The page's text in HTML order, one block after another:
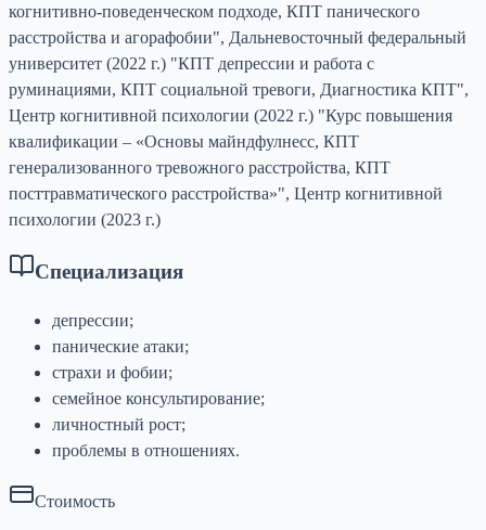
когнитивно-поведенческом подходе, КПТ панического
расстройства и агорафобии", Дальневосточный федеральный
университет (2022 г.) "КПТ депрессии и работа с
руминациями, КПТ социальной тревоги, Диагностика КПТ",
Центр когнитивной психологии (2022 г.) "Курс повышения
квалификации – «Основы майндфулнесс, КПТ
генерализованного тревожного расстройства, КПТ
посттравматического расстройства»", Центр когнитивной
психологии (2023 г.)
Специализация
депрессии;
панические атаки;
страхи и фобии;
семейное консультирование;
личностный рост;
проблемы в отношениях.
Стоимость